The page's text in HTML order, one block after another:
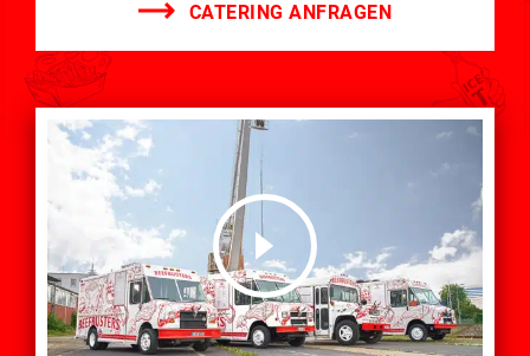
CATERING ANFRAGEN